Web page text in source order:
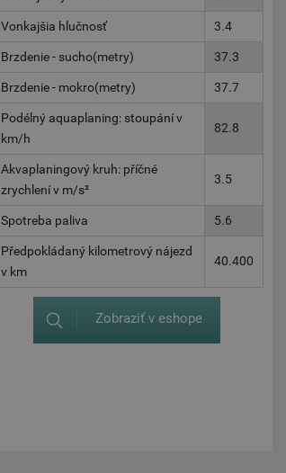
Vonkajšia hlučnosť 3.4
Brzdenie - sucho(metry) 37.3
Brzdenie - mokro(metry) 37.7
Podélný aquaplaning: stoupání v
km/h
82.8
Akvaplaningový kruh: příčné
zrychlení v m/s²
3.5
Spotreba paliva 5.6
Předpokládaný kilometrový nájezd
v km
40.400
Zobraziť v eshope